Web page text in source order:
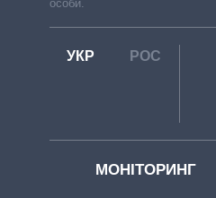
особи.
УКР РОС
МОНІТОРИНГ